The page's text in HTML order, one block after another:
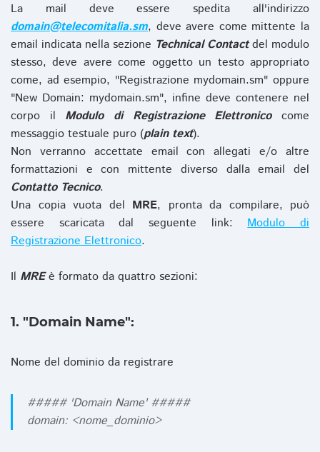
La mail deve essere spedita all'indirizzo
domain@telecomitalia.sm, deve avere come mittente la
email indicata nella sezione Technical Contactdel modulo
stesso, deve avere come oggetto un testo appropriato
come, ad esempio, "Registrazione mydomain.sm" oppure
"New Domain: mydomain.sm", infine deve contenere nel
corpo il Modulo di Registrazione Elettronicocome
messaggio testuale puro (plain text).
Non verranno accettate email con allegati e/o altre
formattazioni e con mittente diverso dalla email del
Contatto Tecnico.
Una copia vuota del MRE, pronta da compilare, può
essere scaricata dal seguente link:Modulo di
Registrazione Elettronico.
Il MREè formato da quattro sezioni:
1. "Domain Name":
Nome del dominio da registrare
##### 'Domain Name' #####
domain: <nome_dominio>